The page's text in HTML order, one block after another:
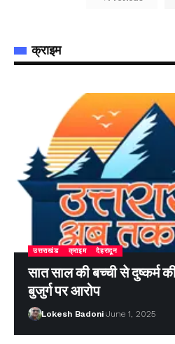
क्राइम
उत्तराखंड क्राइम देहरादून
सात साल की बच्ची से दुष्कर्म
बुजुर्ग पर आरोप
Lokesh Badoni June 1, 2025